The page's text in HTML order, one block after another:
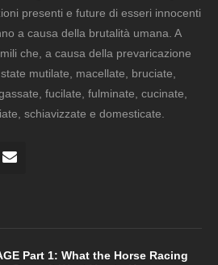
presenti e future di esseri innocenti
a causa della brutalità umana. A
che, a causa della prevaricazione
mutilate, macellate, bruciate,
fucilate, fulminate, cucinate,
schiavizzate e domesticate.
Part 1: What the Horse Racing